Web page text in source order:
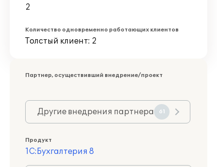
2
Количество одновременно работающих клиентов
Толстый клиент: 2
Партнер, осуществивший внедрение/проект
Другие внедрения партнера 61
Продукт
1С:Бухгалтерия 8